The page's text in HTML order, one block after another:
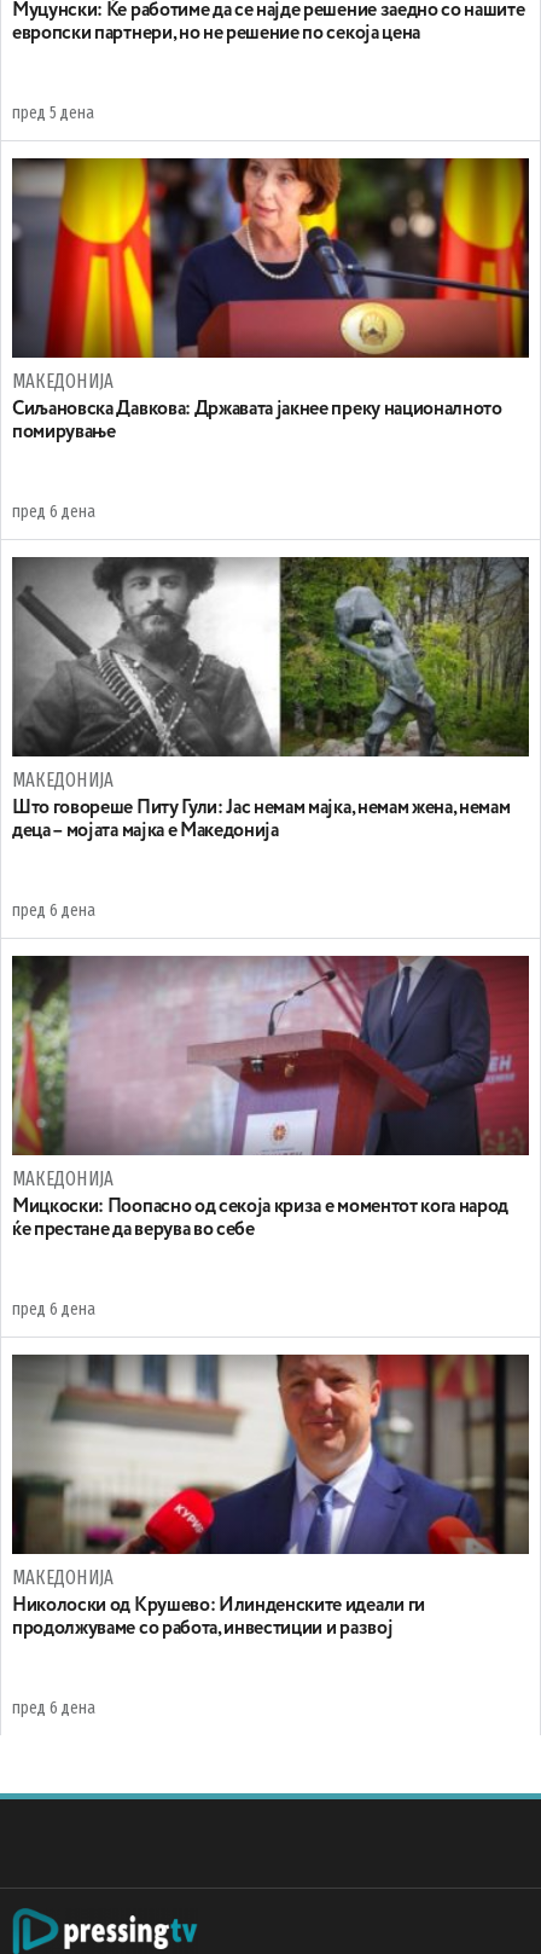
Муцунски: Ќе работиме да се најде решение заедно со нашите
европски партнери, но не решение по секоја цена
пред 5 дена
МАКЕДОНИЈА
Сиљановска Давкова: Државата јакнее преку националното
помирување
пред 6 дена
МАКЕДОНИЈА
Што говореше Питу Гули: Јас немам мајка, немам жена, немам
деца – мојата мајка е Македонија
пред 6 дена
МАКЕДОНИЈА
Мицкоски: Поопасно од секоја криза е моментот кога народ
ќе престане да верува во себе
пред 6 дена
МАКЕДОНИЈА
Николоски од Крушево: Илинденските идеали ги
продолжуваме со работа, инвестиции и развој
пред 6 дена